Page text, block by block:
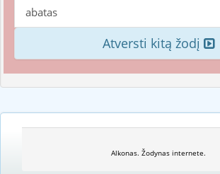
abatas
Atversti kitą žodį
Alkonas. Žodynas internete.